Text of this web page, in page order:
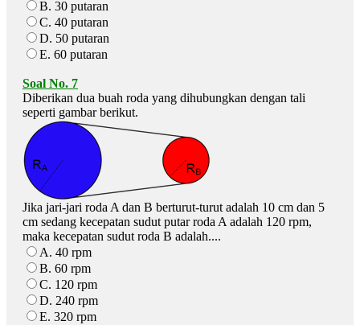
B. 30 putaran
C. 40 putaran
D. 50 putaran
E. 60 putaran
Soal No. 7
Diberikan dua buah roda yang dihubungkan dengan tali
seperti gambar berikut.
Jika jari-jari roda A dan B berturut-turut adalah 10 cm dan 5
cm sedang kecepatan sudut putar roda A adalah 120 rpm,
maka kecepatan sudut roda B adalah....
A. 40 rpm
B. 60 rpm
C. 120 rpm
D. 240 rpm
E. 320 rpm